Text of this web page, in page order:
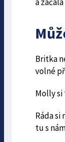
Britka
volné
Molly
Ráda
tu s